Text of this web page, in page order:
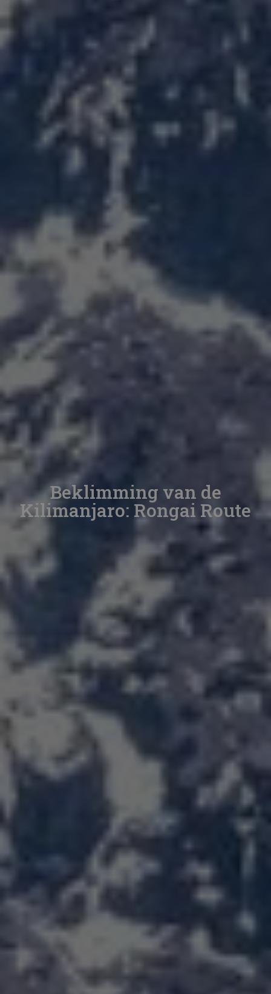
Beklimming van de
Kilimanjaro: Rongai Route